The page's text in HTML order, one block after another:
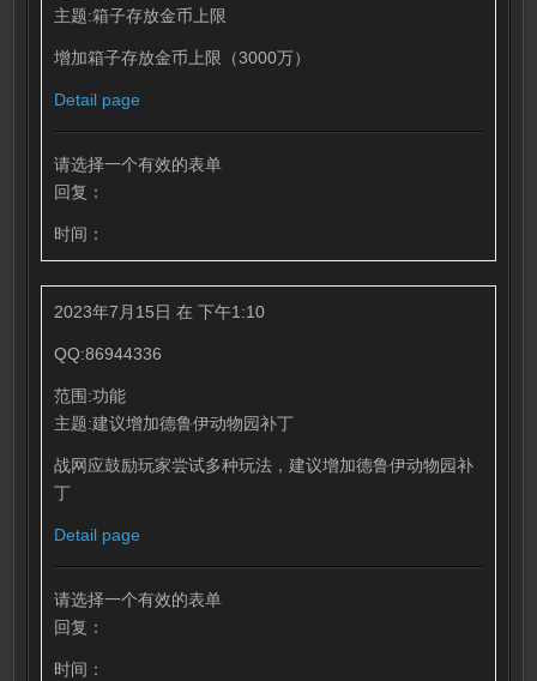
主题:箱子存放金币上限
增加箱子存放金币上限（3000万）
Detail page
请选择一个有效的表单
回复：
时间：
2023年7月15日 在 下午1:10
QQ:86944336
范围:功能
主题:建议增加德鲁伊动物园补丁
战网应鼓励玩家尝试多种玩法，建议增加德鲁伊动物园补
丁
Detail page
请选择一个有效的表单
回复：
时间：